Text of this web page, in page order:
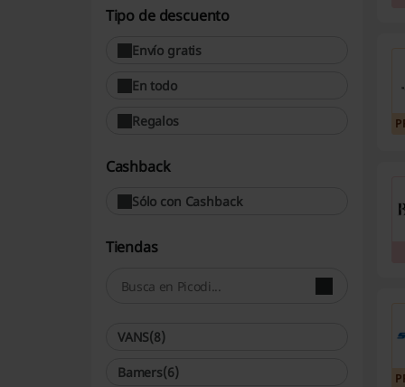
Tipo de descuento
Envío gratis
En todo
Regalos
Cashback
Sólo con Cashback
Tiendas
VANS(8)
Bamers(6)